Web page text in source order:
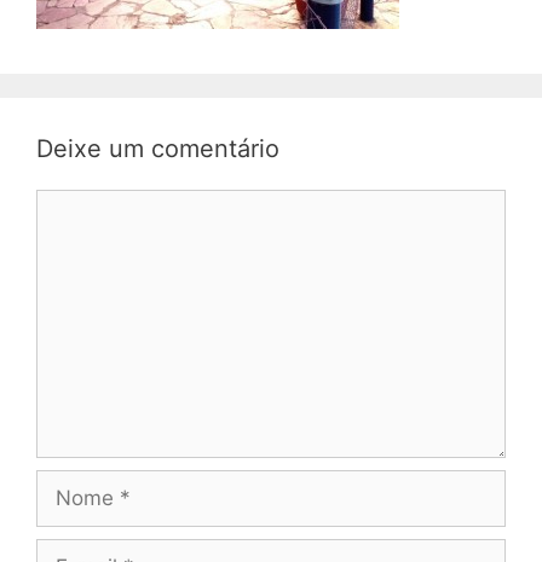
Deixe um comentário
Nome